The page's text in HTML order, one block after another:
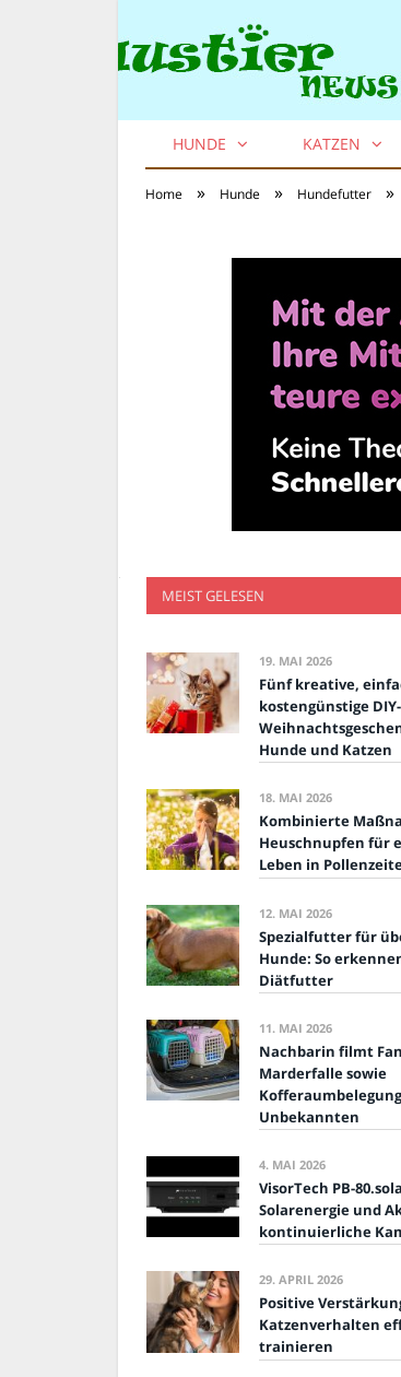
HUNDE KATZEN
Home » Hunde » Hundefutter »
MEIST GELESEN
19. MAI 2026
Fünf kreative,
kostengünstige DIY-
Hunde und Katzen
18. MAI 2026
Kombinierte
Heuschnupfen für
Leben in
12. MAI 2026
Spezialfutter für
Hunde: So
Diätfutter
11. MAI 2026
Nachbarin filmt
Marderfalle sowie
Unbekannten
4. MAI 2026
VisorTech PB-
Solarenergie und
kontinuierliche
29. APRIL 2026
Positive
Katzenverhalten
trainieren